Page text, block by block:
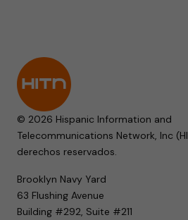
© 2026 Hispanic Information and
Telecommunications Network, Inc
derechos reservados.
Brooklyn Navy Yard
63 Flushing Avenue
Building #292, Suite #211